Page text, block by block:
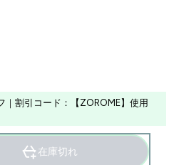
｜割引コード：【ZOROME】使用
在庫切れ